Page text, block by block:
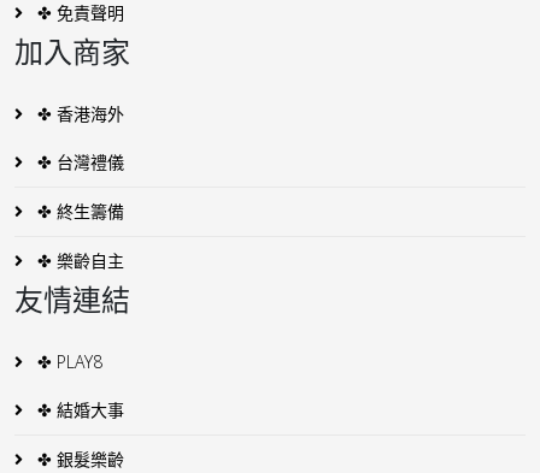
✤ 免責聲明
加入商家
✤ 香港海外
✤ 台灣禮儀
✤ 終生籌備
✤ 樂齡自主
友情連結
✤ PLAY8
✤ 結婚大事
✤ 銀髮樂齡